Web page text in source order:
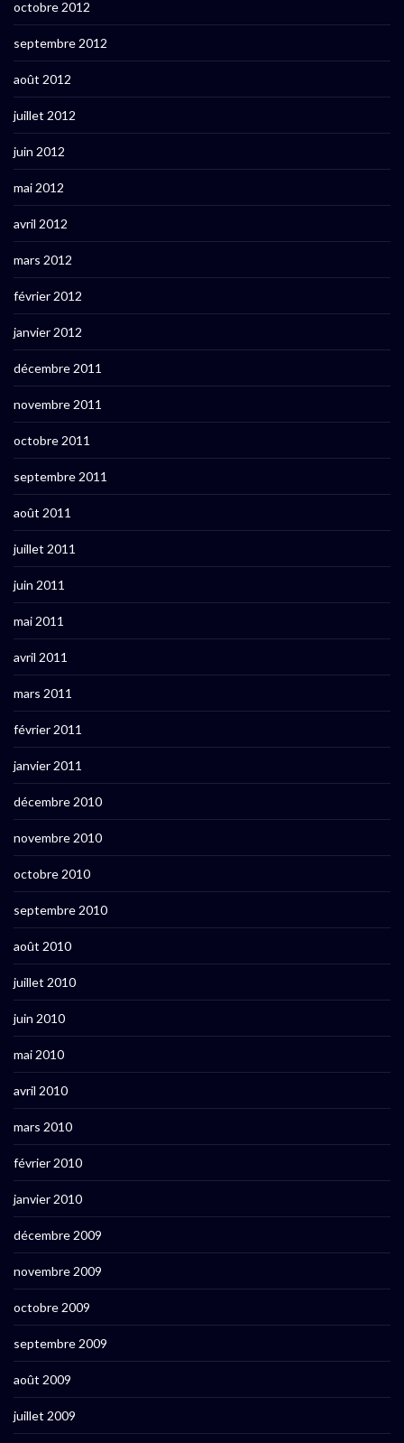
octobre 2012
septembre 2012
août 2012
juillet 2012
juin 2012
mai 2012
avril 2012
mars 2012
février 2012
janvier 2012
décembre 2011
novembre 2011
octobre 2011
septembre 2011
août 2011
juillet 2011
juin 2011
mai 2011
avril 2011
mars 2011
février 2011
janvier 2011
décembre 2010
novembre 2010
octobre 2010
septembre 2010
août 2010
juillet 2010
juin 2010
mai 2010
avril 2010
mars 2010
février 2010
janvier 2010
décembre 2009
novembre 2009
octobre 2009
septembre 2009
août 2009
juillet 2009